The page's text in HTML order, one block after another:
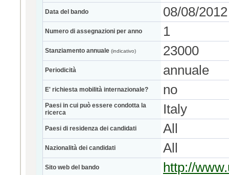
Data del bando 08/08/2012
Numero di assegnazioni per anno 1
Stanziamento annuale (indicativo) 23000
Periodicità annuale
E' richiesta mobilità internazionale? no
Paesi in cui può essere condotta la
ricerca
Italy
Paesi di residenza dei candidati All
Nazionalità dei candidati All
Sito web del bando http://